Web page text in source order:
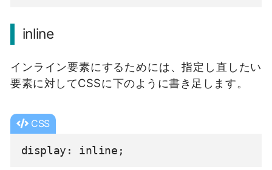
</span>
</span>
	<span class="
block">ブロック要素
</span>
</span>
inline
インライン要素にするためには、指定し直したい
要素に対してCSSに下のように書き足します。
CSS
display: inline;